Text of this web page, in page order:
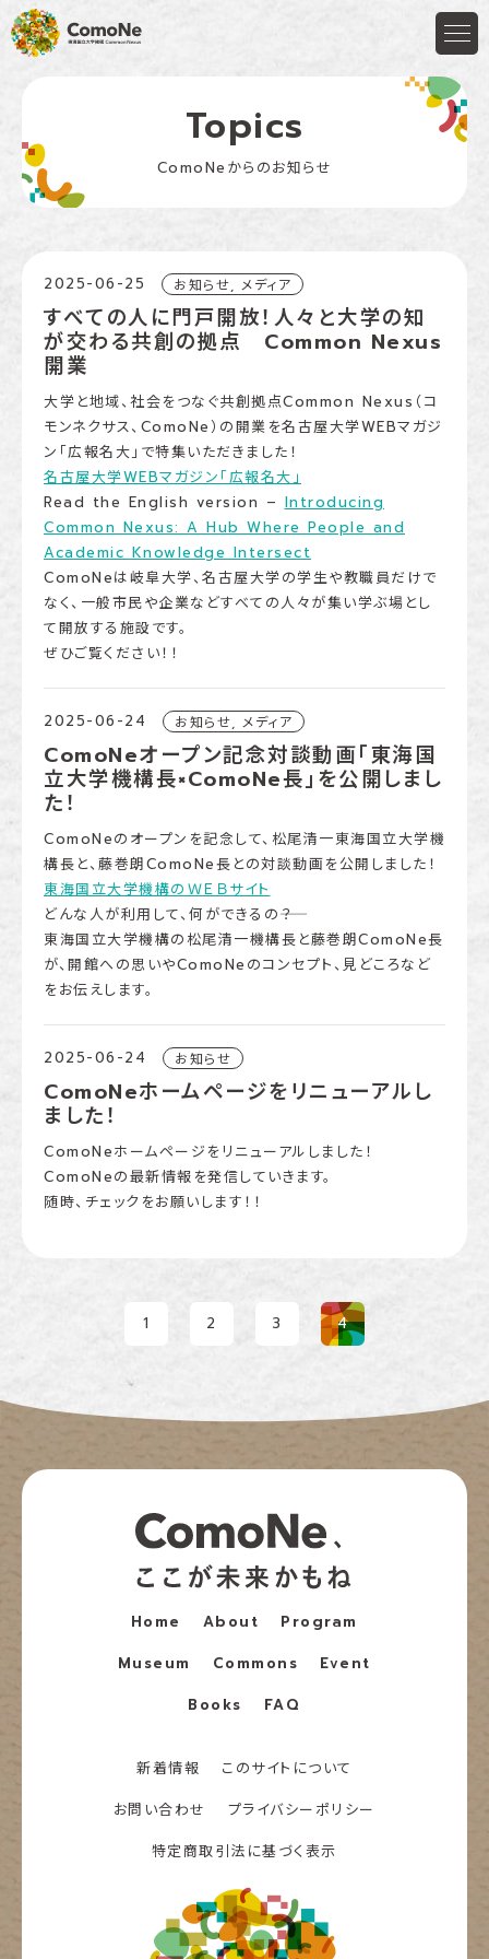
Topics
ComoNeからのお知らせ
2025-06-25 お知らせ, メディア
すべての人に門戸開放！人々と大学の知
が交わる共創の拠点 Common Nexus
開業
大学と地域、社会をつなぐ共創拠点Common Nexus（コ
モンネクサス、ComoNe）の開業を名古屋大学WEBマガジ
ン「広報名大」で特集いただきました！
名古屋大学WEBマガジン「広報名大」
Read the English version – Introducing
Common Nexus: A Hub Where People and
Academic Knowledge Intersect
ComoNeは岐阜大学、名古屋大学の学生や教職員だけで
なく、一般市民や企業などすべての人々が集い学ぶ場とし
て開放する施設です。
ぜひご覧ください！！
2025-06-24 お知らせ, メディア
ComoNeオープン記念対談動画「東海国
立大学機構長×ComoNe長」を公開しまし
た！
ComoNeのオープンを記念して、松尾清一東海国立大学機
構長と、藤巻朗ComoNe長との対談動画を公開しました！
東海国立大学機構のＷＥＢサイト
どんな人が利用して、何ができるの――？
東海国立大学機構の松尾清一機構長と藤巻朗ComoNe長
が、開館への思いやComoNeのコンセプト、見どころなど
をお伝えします。
2025-06-24 お知らせ
ComoNeホームページをリニューアルし
ました！
ComoNeホームページをリニューアルしました！
ComoNeの最新情報を発信していきます。
随時、チェックをお願いします！！
1 2 3 4
Home About
Program
Museum
Commons
Event
Books
FAQ
新着情報
このサイトについて
お問い合わせ
プライバシーポリシー
特定商取引法に基づく表示